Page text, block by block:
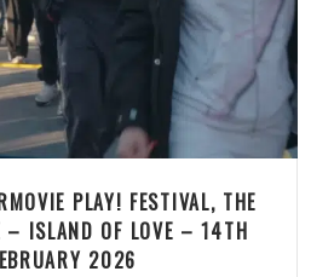
PLAY! FESTIVAL, THE
– ISLAND OF LOVE – 14TH
2026